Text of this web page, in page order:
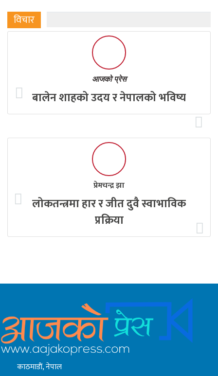
विचार
आजको प्रेस
बालेन शाहको उदय र नेपालको भविष्य
प्रेमचन्द्र झा
लोकतन्त्रमा हार र जीत दुवै स्वाभाविक
प्रक्रिया
काठमाडाैं, नेपाल